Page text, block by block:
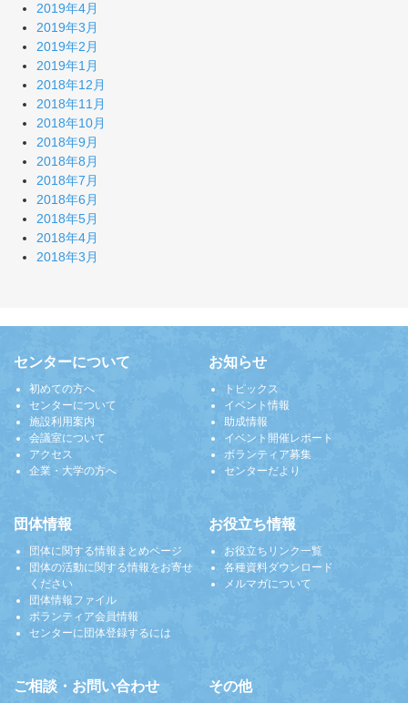
2019年4月
2019年3月
2019年2月
2019年1月
2018年12月
2018年11月
2018年10月
2018年9月
2018年8月
2018年7月
2018年6月
2018年5月
2018年4月
2018年3月
センターについて
初めての方へ
センターについて
施設利用案内
会議室について
アクセス
企業・大学の方へ
お知らせ
トピックス
イベント情報
助成情報
イベント開催レポート
ボランティア募集
センターだより
団体情報
団体に関する情報まとめページ
団体の活動に関する情報をお寄せ
ください
団体情報ファイル
ボランティア会員情報
センターに団体登録するには
お役立ち情報
お役立ちリンク一覧
各種資料ダウンロード
メルマガについて
ご相談・お問い合わせ その他